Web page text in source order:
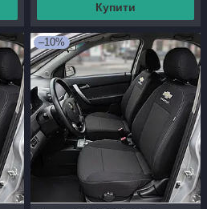
Купити
–10%